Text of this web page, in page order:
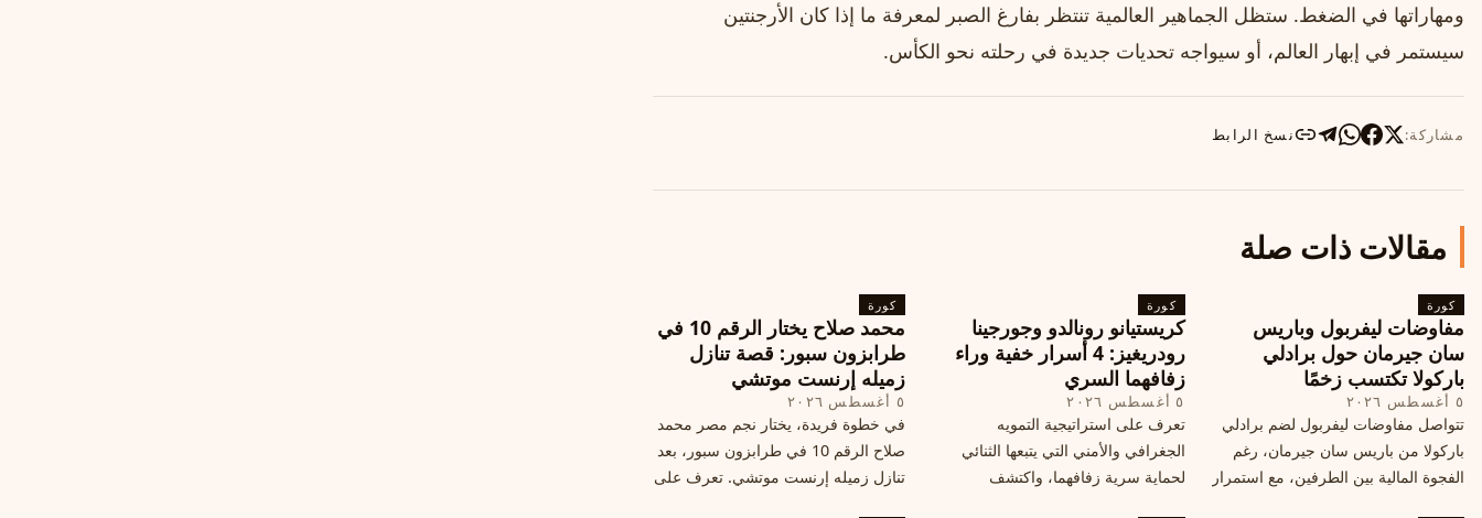
ومهاراتها في الضغط. ستظل الجماهير العالمية تنتظر بفارغ الصبر لمعرفة ما إذا كان الأرجنتين
سيستمر في إبهار العالم، أو سيواجه تحديات جديدة في رحلته نحو الكأس.
مشاركة: نسخ الرابط
مقالات ذات صلة
كورة
مفاوضات ليفربول وباريس
سان جيرمان حول برادلي
باركولا تكتسب زخمًا
٥ أغسطس ٢٠٢٦
تتواصل مفاوضات ليفربول لضم برادلي
باركولا من باريس سان جيرمان، رغم
الفجوة المالية بين الطرفين، مع استمرار
كورة
كريستيانو رونالدو وجورجينا
رودريغيز: 4 أسرار خفية وراء
زفافهما السري
٥ أغسطس ٢٠٢٦
تعرف على استراتيجية التمويه
الجغرافي والأمني التي يتبعها الثنائي
لحماية سرية زفافهما، واكتشف
كورة
محمد صلاح يختار الرقم 10 في
طرابزون سبور: قصة تنازل
زميله إرنست موتشي
٥ أغسطس ٢٠٢٦
في خطوة فريدة، يختار نجم مصر محمد
صلاح الرقم 10 في طرابزون سبور، بعد
تنازل زميله إرنست موتشي. تعرف على